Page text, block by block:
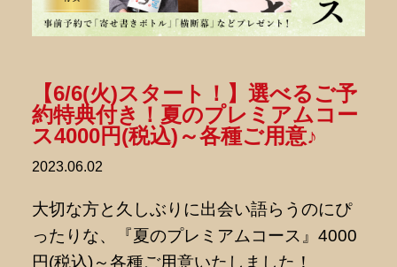
2023.06.02
【6/6(火)スタート！】選べるご予
約特典付き！夏のプレミアムコー
ス4000円(税込)～各種ご用意♪
大切な方と久しぶりに出会い語らうのにぴ
ったりな、『夏のプレミアムコース』4000
円(税込)～各種ご用意いたしました！